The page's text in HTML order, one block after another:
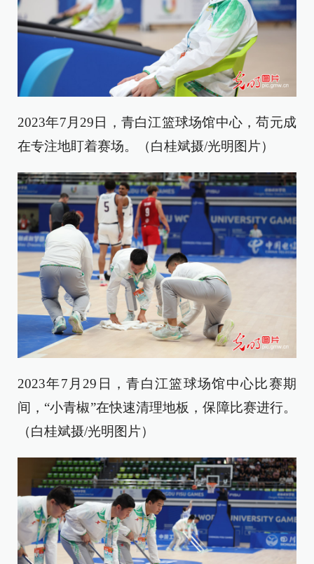
2023年7月29日，青白江篮球场馆中心，苟元成
在专注地盯着赛场。（白桂斌摄/光明图片）
2023年7月29日，青白江篮球场馆中心比赛期
间，“小青椒”在快速清理地板，保障比赛进行。
（白桂斌摄/光明图片）